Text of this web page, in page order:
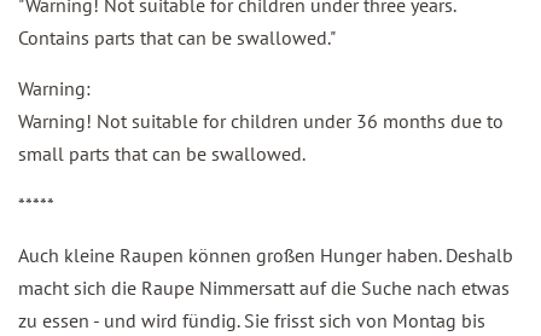
"Warning! Not suitable for children under three years.
Contains parts that can be swallowed."
Warning:
Warning! Not suitable for children under 36 months due to
small parts that can be swallowed.
*****
Auch kleine Raupen können großen Hunger haben. Deshalb
macht sich die Raupe Nimmersatt auf die Suche nach etwas
zu essen - und wird fündig. Sie frisst sich von Montag bis